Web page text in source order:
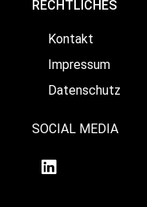
RECHTLICHES
Kontakt
Impressum
Datenschutz
SOCIAL MEDIA